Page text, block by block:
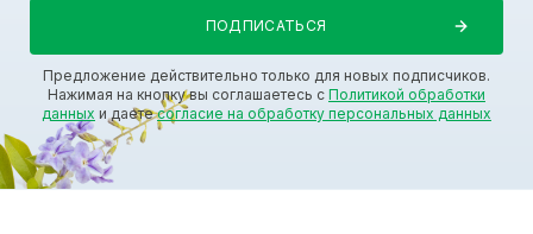
Предложение действительно только для новых подписчиков.
Нажимая на кнопку вы соглашаетесь с Политикой обработки
данных и даетесогласие на обработку персональных данных